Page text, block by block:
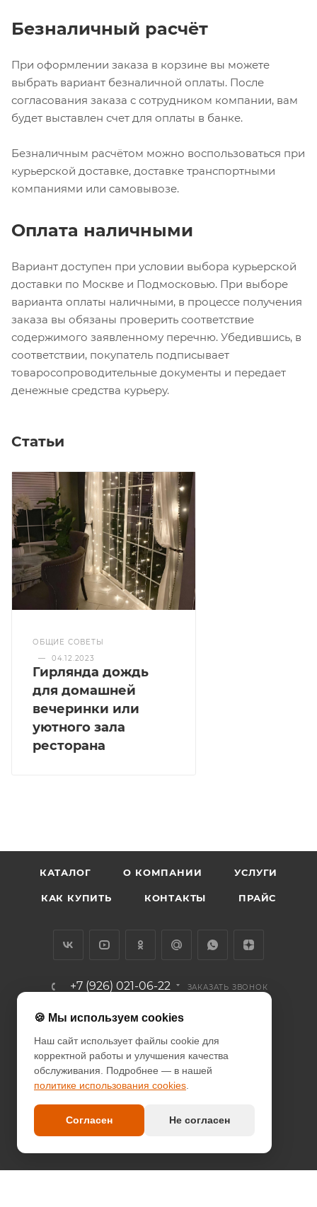
Безналичный расчёт
При оформлении заказа в корзине вы можете
выбрать вариант безналичной оплаты. После
согласования заказа с сотрудником компании, вам
будет выставлен счет для оплаты в банке.
Безналичным расчётом можно воспользоваться при
курьерской доставке, доставке транспортными
компаниями или самовывозе.
Оплата наличными
Вариант доступен при условии выбора курьерской
доставки по Москве и Подмосковью. При выборе
варианта оплаты наличными, в процессе получения
заказа вы обязаны проверить соответствие
содержимого заявленному перечню. Убедившись, в
соответствии, покупатель подписывает
товаросопроводительные документы и передает
денежные средства курьеру.
Статьи
ОБЩИЕ СОВЕТЫ
—
04.12.2023
Гирлянда дождь
для домашней
вечеринки или
уютного зала
ресторана
КАТАЛОГ О КОМПАНИИ УСЛУГИ
КАК КУПИТЬ КОНТАКТЫ ПРАЙС
+7 (926) 021-06-22 ЗАКАЗАТЬ ЗВОНОК
info@diodcity.ru
г. Москва, Союзный проспект, д.
14/9, метро Новогиреево
ПОЛИТИКА КОНФИДЕНЦИАЛЬНОСТИ
ПОЛИТИКА COOKIES
ДОГОВОР-ОФЕРТА
🍪 Мы используем cookies
Наш сайт использует файлы cookie для
корректной работы и улучшения качества
обслуживания. Подробнее — в нашей
политике использования cookies
Согласен Не согласен